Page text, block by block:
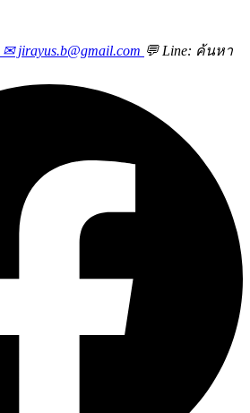
✉ jirayus.b@gmail.com 💬 Line: ค้นหา